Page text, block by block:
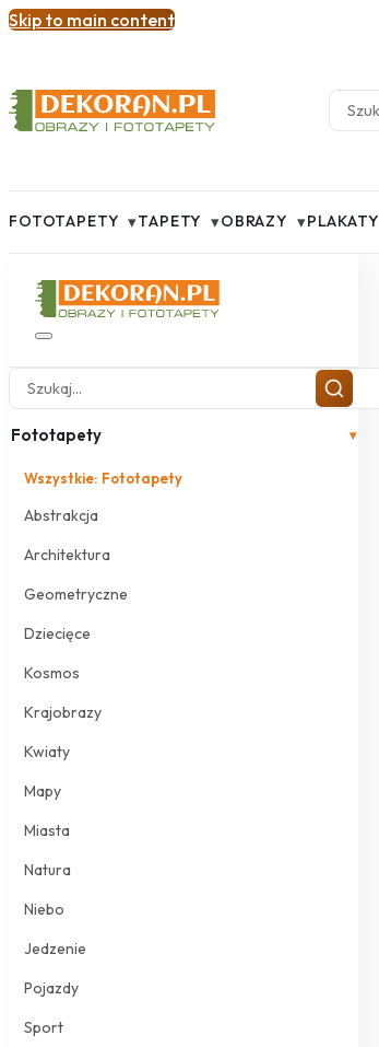
Skip to main content
FOTOTAPETY ▾TAPETY ▾OBRAZY ▾PLAKATY
Fototapety ▾
Wszystkie: Fototapety
Abstrakcja
Architektura
Geometryczne
Dziecięce
Kosmos
Krajobrazy
Kwiaty
Mapy
Miasta
Natura
Niebo
Jedzenie
Pojazdy
Sport